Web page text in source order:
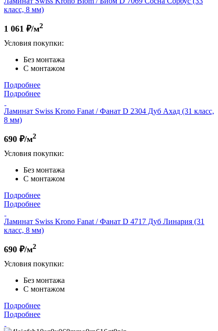
класс, 8 мм)
1 061 ₽/м2
Условия покупки:
Без монтажа
С монтажом
Подробнее
Подробнее
Ламинат Swiss Krono Fanat / Фанат D 2304 Дуб Ахад (31 класс,
8 мм)
690 ₽/м2
Условия покупки:
Без монтажа
С монтажом
Подробнее
Подробнее
Ламинат Swiss Krono Fanat / Фанат D 4717 Дуб Линария (31
класс, 8 мм)
690 ₽/м2
Условия покупки:
Без монтажа
С монтажом
Подробнее
Подробнее